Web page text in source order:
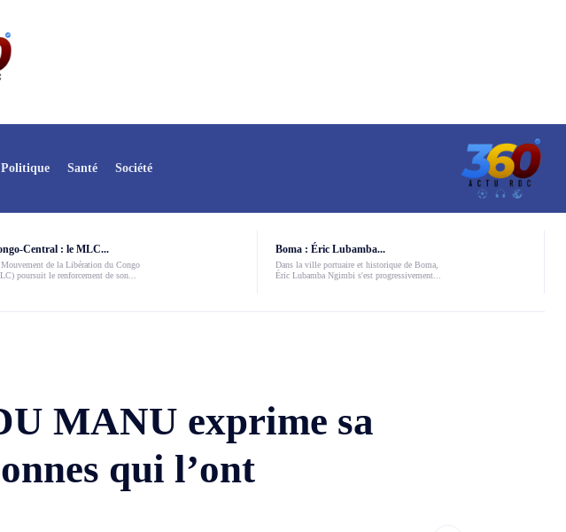
Politique Santé Société
Central : le MLC...
de la Libération du Congo
poursuit le renforcement de son...
Boma : Éric Lubamba...
Dans la ville portuaire et historique de Boma,
Éric Lubamba Ngimbi s'est progressivement...
MANU exprime sa
qui l’ont